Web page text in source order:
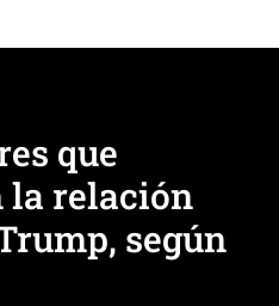
que
la relación
según